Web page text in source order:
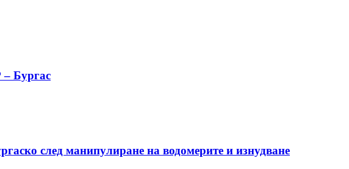
Бургас
след манипулиране на водомерите и изнудване